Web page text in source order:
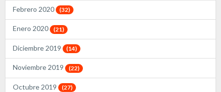
Febrero 2020 (32)
Enero 2020 (21)
Diciembre 2019 (14)
Noviembre 2019 (22)
Octubre 2019 (27)